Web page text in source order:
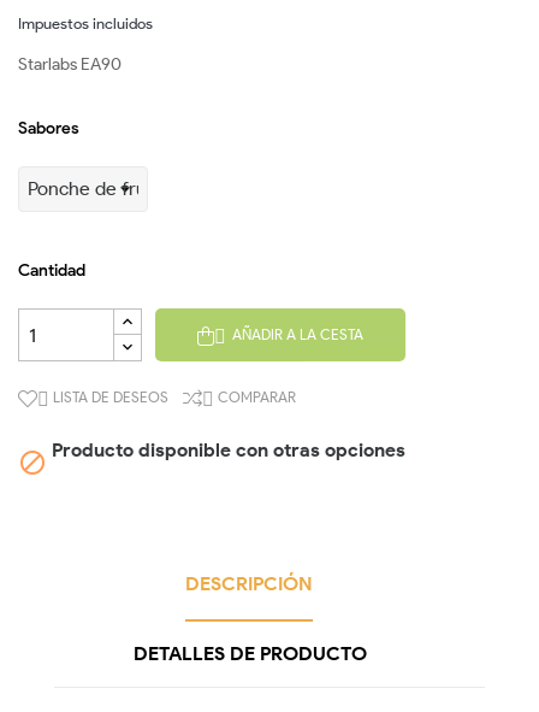
Impuestos incluidos
Starlabs EA90
Sabores
Cantidad
 AÑADIR A LA CESTA
 LISTA DE DESEOS  COMPARAR
 Producto disponible con otras opciones
DESCRIPCIÓN
DETALLES DE PRODUCTO